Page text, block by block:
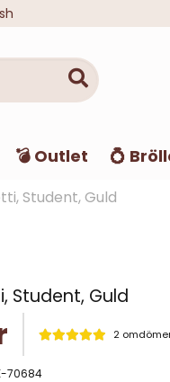
💣 Outlet 💍
Student, Guld
Student, Guld
2
70684